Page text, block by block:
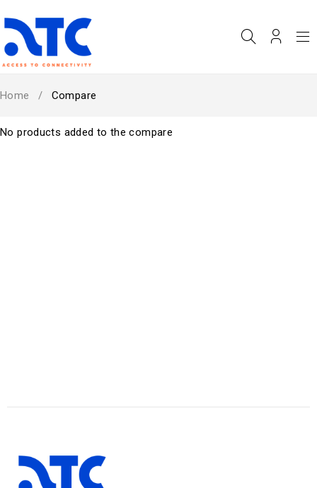
Home / Compare
No products added to the compare